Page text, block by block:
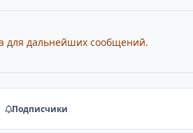
для дальнейших сообщений.
Подписчики